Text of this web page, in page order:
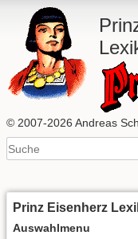
© 2007-2026 Andreas
Prinz Eisenherz
Auswahlmenu